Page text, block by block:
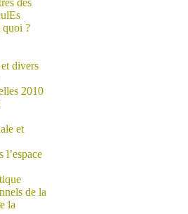
des
?
divers
2010
et
l’espace
de la
la